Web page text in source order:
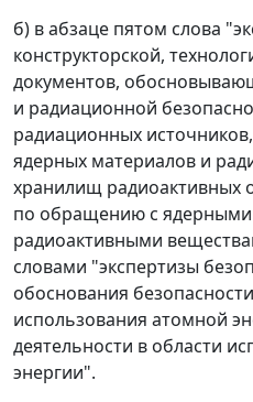
б) в абзаце пятом слова
конструкторской,
документов,
и радиационной
радиационных
ядерных материалов и
хранилищ радиоактивных
по обращению с
радиоактивными
словами "экспертизы
обоснования
использования атомной
деятельности в области
энергии".